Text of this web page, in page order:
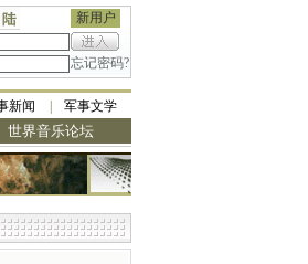
新用户
忘记密码?
新闻 军事文学
世界音乐论坛